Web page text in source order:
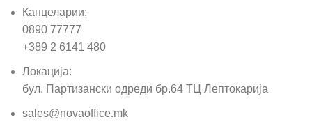
Канцеларии:
0890 77777
+389 2 6141 480
Локација:
бул. Партизански одреди бр.64 ТЦ Лептокарија
sales@novaoffice.mk